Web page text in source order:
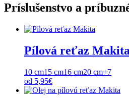
Príslušenstvo a
Pílová reťaz Makita
10 cm15 cm16 cm20 cm+7
od 5,95€